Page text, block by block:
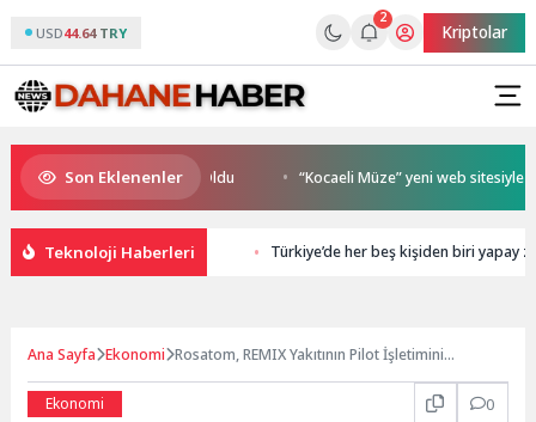
USD44.64 TRY
2
Kriptolar
Son Eklenenler
Şampiyonu TEAM GOAT Oldu “Kocaeli Müze” yeni web sitesiyle
Teknoloji Haberleri Türkiye’de her beş kişiden biri yapay
Ana Sayfa Ekonomi Rosatom, REMIX Yakıtının Pilot İşletimini
Ekonomi
0